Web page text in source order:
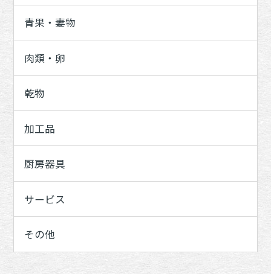
青果・妻物
肉類・卵
乾物
加工品
厨房器具
サービス
その他